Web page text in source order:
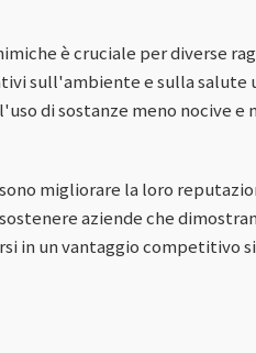
è cruciale per diverse
sull'ambiente e sulla salute
di sostanze meno nocive e
migliorare la loro
aziende che
in un vantaggio competitivo